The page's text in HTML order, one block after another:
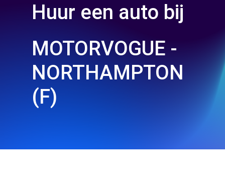
Huur een auto bij
MOTORVOGUE -
NORTHAMPTON
(F)